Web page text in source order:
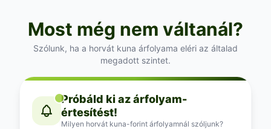
Most még nem váltanál?
Szólunk, ha a horvát kuna árfolyama eléri az általad
megadott szintet.
Próbáld ki az árfolyam-
értesítést!
Milyen horvát kuna-forint árfolyamnál szóljunk?